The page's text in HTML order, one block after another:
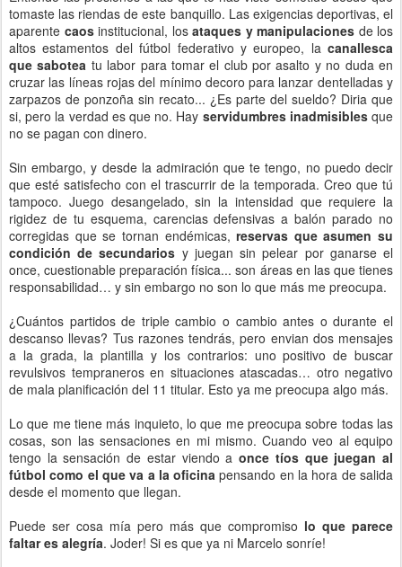
tomaste las riendas de este banquillo. Las exigencias deportivas, el
aparente caosinstitucional, losataques y manipulaciones de los
altos estamentos del fútbol federativo y europeo, lacanallesca
que sabotea tu labor para tomar el club por asalto y no duda en
cruzar las líneas rojas del mínimo decoro para lanzar dentelladas y
zarpazos de ponzoña sin recato... ¿Es parte del sueldo? Diria que
si, pero la verdad es que no. Hay servidumbres inadmisiblesque
no se pagan con dinero.
Sin embargo, y desde la admiración que te tengo, no puedo decir
que esté satisfecho con el trascurrir de la temporada. Creo que tú
tampoco. Juego desangelado, sin la intensidad que requiere la
rigidez de tu esquema, carencias defensivas a balón parado no
corregidas que se tornan endémicas,reservas que asumen su
condición de secundarios y juegan sin pelear por ganarse el
once, cuestionable preparación física... son áreas en las que tienes
responsabilidad… y sin embargo no son lo que más me preocupa.
¿Cuántos partidos de triple cambio o cambio antes o durante el
descanso llevas? Tus razones tendrás, pero envian dos mensajes
a la grada, la plantilla y los contrarios: uno positivo de buscar
revulsivos tempraneros en situaciones atascadas… otro negativo
de mala planificación del 11 titular. Esto ya me preocupa algo más.
Lo que me tiene más inquieto, lo que me preocupa sobre todas las
cosas, son las sensaciones en mi mismo. Cuando veo al equipo
tengo la sensación de estar viendo aonce tíos que juegan al
fútbol como el que va a la oficina pensando en la hora de salida
desde el momento que llegan.
Puede ser cosa mía pero más que compromiso lo que parece
faltar es alegría. Joder! Si es que ya ni Marcelo sonríe!